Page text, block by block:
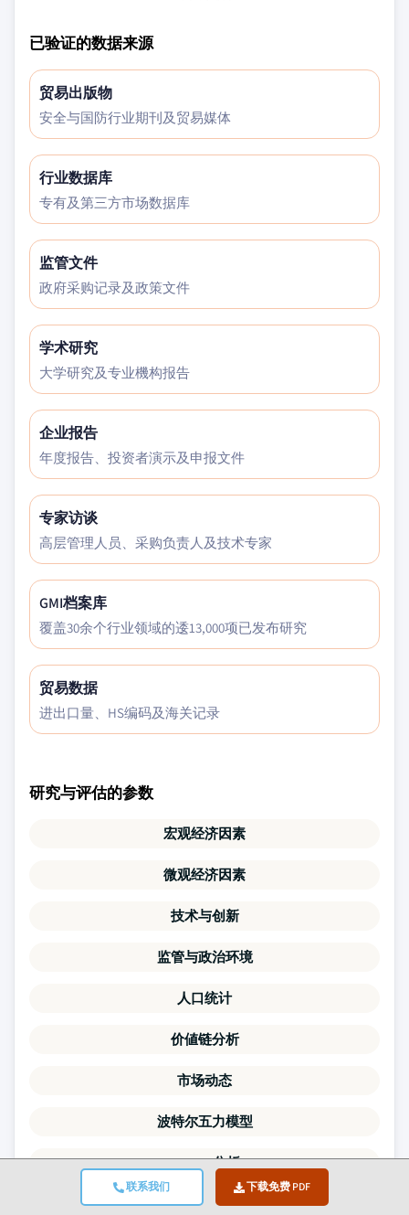
联系我们 下载免费 PDF
已验证的数据来源
贸易出版物
安全与国防行业期刊及贸易媒体
行业数据库
专有及第三方市场数据库
监管文件
政府采购记录及政策文件
学术研究
大学研究及专业機构报告
企业报告
年度报告、投资者演示及申报文件
专家访谈
高层管理人员、采购负责人及技术专家
GMI档案库
覆盖30余个行业领域的逶13,000项已发布研究
贸易数据
进出口量、HS编码及海关记录
研究与评估的参数
宏观经济因素
微观经济因素
技术与创新
监管与政治环境
人口统计
价値链分析
市场动态
波特尔五力模型
PESTLE分析
竞争标杆分析